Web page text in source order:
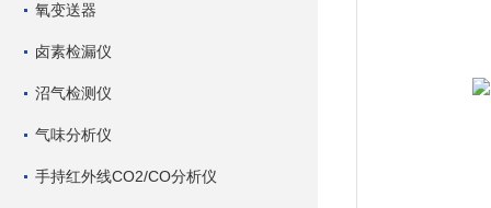
氧变送器
卤素检漏仪
沼气检测仪
气味分析仪
手持红外线CO2/CO分析仪